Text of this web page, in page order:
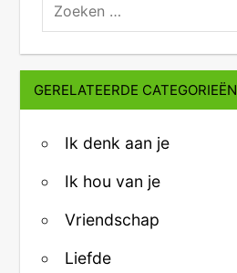
GERELATEERDE CATEGORIEËN
Ik denk aan je
Ik hou van je
Vriendschap
Liefde